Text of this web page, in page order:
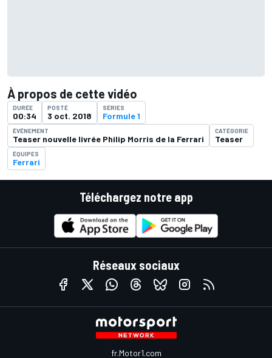
À propos de cette vidéo
DURÉE
00:34
POSTÉ
3 oct. 2018
SÉRIES
Formule 1
ÉVÉNEMENT
Teaser nouvelle livrée Philip Morris de la Ferrari
CATÉGORIE
Teaser
ÉQUIPES
Ferrari
Téléchargez notre app
Réseaux sociaux
fr.Motor1.com